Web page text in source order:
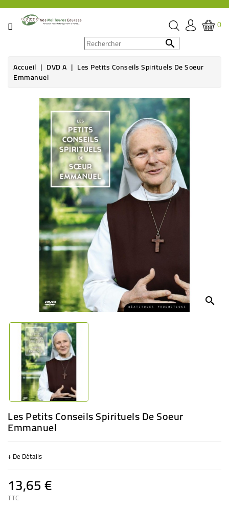
CATÉGORIE
ÉPICERIE
BOISSON
HYGIÈNE
CULTUREL
0

Accueil DVD A Les Petits Conseils Spirituels De Soeur
Emmanuel
search
Les Petits Conseils Spirituels De Soeur
Emmanuel
+ De Détails
13,65 €
TTC